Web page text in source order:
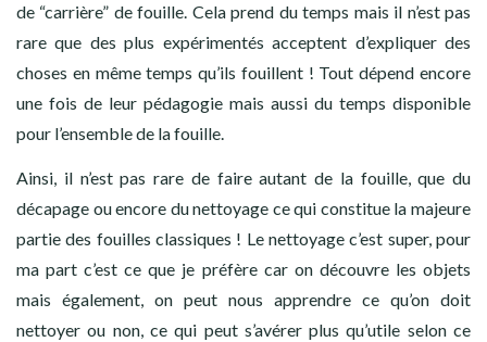
de “carrière” de fouille. Cela prend du temps mais il n’est pas
rare que des plus expérimentés acceptent d’expliquer des
choses en même temps qu’ils fouillent ! Tout dépend encore
une fois de leur pédagogie mais aussi du temps disponible
pour l’ensemble de la fouille.
Ainsi, il n’est pas rare de faire autant de la fouille, que du
décapage ou encore du nettoyage ce qui constitue la majeure
partie des fouilles classiques ! Le nettoyage c’est super, pour
ma part c’est ce que je préfère car on découvre les objets
mais également, on peut nous apprendre ce qu’on doit
nettoyer ou non, ce qui peut s’avérer plus qu’utile selon ce